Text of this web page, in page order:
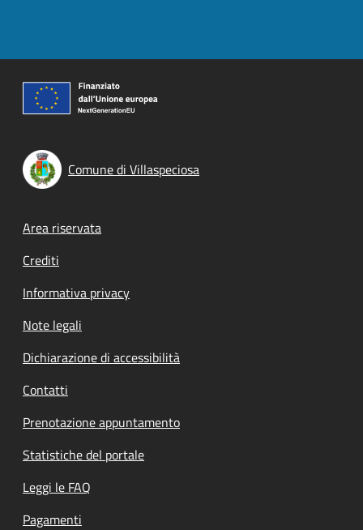
Comune di Villaspeciosa
Footer menu
Area riservata
Crediti
Informativa privacy
Note legali
Dichiarazione di accessibilità
Contatti
Prenotazione appuntamento
Statistiche del portale
Leggi le FAQ
Pagamenti